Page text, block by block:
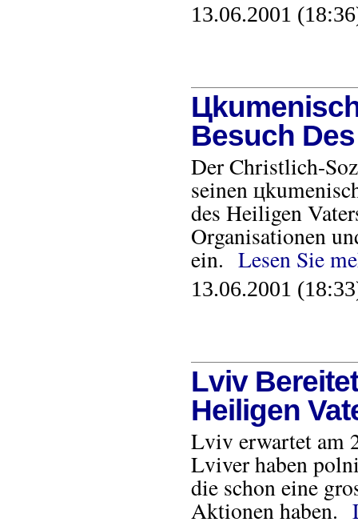
13.06.2001
Besuch
Der Christlich-
seinen
des Heiligen
Organisationen
ein. Lesen Sie
13.06.2001
Lviv
Heiligen
Lviv erwartet am
Lviver haben
die schon eine
Aktionen haben.